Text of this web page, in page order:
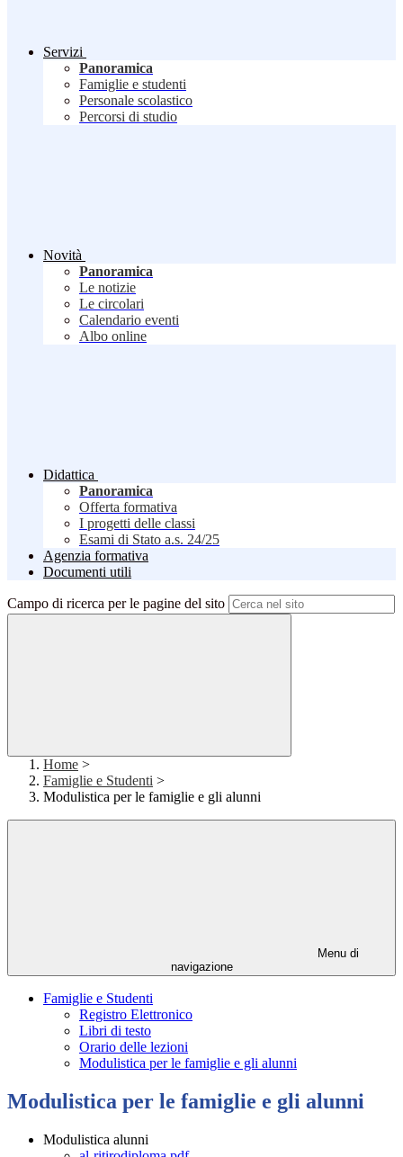
Servizi
Panoramica
Famiglie e studenti
Personale scolastico
Percorsi di studio
Novità
Panoramica
Le notizie
Le circolari
Calendario eventi
Albo online
Didattica
Panoramica
Offerta formativa
I progetti delle classi
Esami di Stato a.s. 24/25
Agenzia formativa
Documenti utili
Campo di ricerca per le pagine del sito
Home >
Famiglie e Studenti >
Modulistica per le famiglie e gli alunni
Menu di
navigazione
Famiglie e Studenti
Registro Elettronico
Libri di testo
Orario delle lezioni
Modulistica per le famiglie e gli alunni
Modulistica per le famiglie e gli alunni
Modulistica alunni